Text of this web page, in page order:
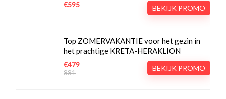
€595 BEKIJK PROMO
Top ZOMERVAKANTIE voor het gezin in
het prachtige KRETA-HERAKLION
€479
881
BEKIJK PROMO